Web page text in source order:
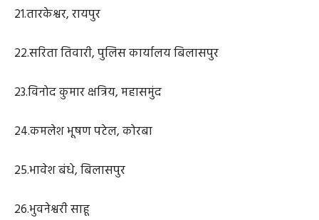
21.तारकेश्वर, रायपुर
22.सरिता तिवारी, पुलिस कार्यालय बिलासपुर
23.विनोद कुमार क्षत्रिय, महासमुंद
24.कमलेश भूषण पटेल, कोरबा
25.भावेश बंधे, बिलासपुर
26.भुवनेश्वरी साहू